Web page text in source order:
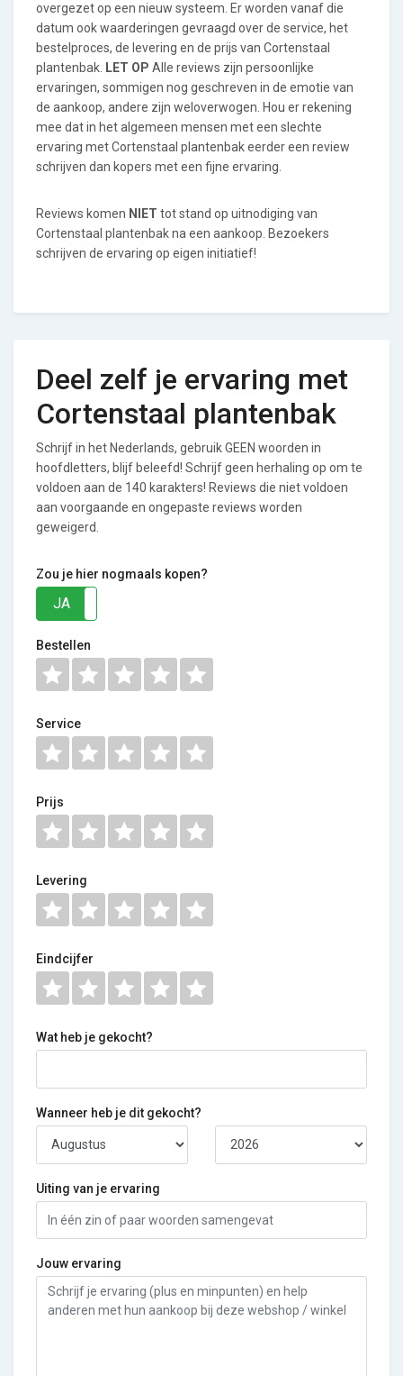
overgezet op een nieuw systeem. Er worden vanaf die
datum ook waarderingen gevraagd over de service, het
bestelproces, de levering en de prijs van Cortenstaal
plantenbak. LET OP Alle reviews zijn persoonlijke
ervaringen, sommigen nog geschreven in de emotie van
de aankoop, andere zijn weloverwogen. Hou er rekening
mee dat in het algemeen mensen met een slechte
ervaring met Cortenstaal plantenbak eerder een review
schrijven dan kopers met een fijne ervaring.
Reviews komen NIET tot stand op uitnodiging van
Cortenstaal plantenbak na een aankoop. Bezoekers
schrijven de ervaring op eigen initiatief!
Deel zelf je ervaring met
Cortenstaal plantenbak
Schrijf in het Nederlands, gebruik GEEN woorden in
hoofdletters, blijf beleefd! Schrijf geen herhaling op om te
voldoen aan de 140 karakters! Reviews die niet voldoen
aan voorgaande en ongepaste reviews worden
geweigerd.
Zou je hier nogmaals kopen?
JA
Bestellen
Service
Prijs
Levering
Eindcijfer
Wat heb je gekocht?
Wanneer heb je dit gekocht?
Uiting van je ervaring
Jouw ervaring